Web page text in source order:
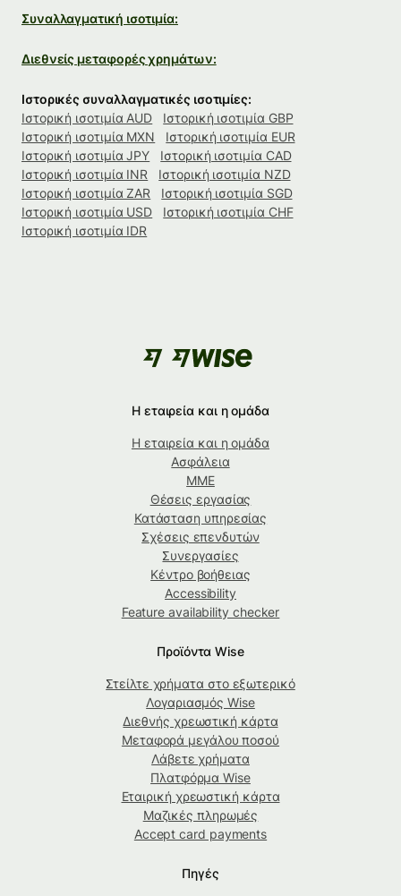
Συναλλαγματική ισοτιμία:
Διεθνείς μεταφορές χρημάτων:
Ιστορικές συναλλαγματικές ισοτιμίες:
Ιστορική ισοτιμία AUD
Ιστορική ισοτιμία GBP
Ιστορική ισοτιμία MXN
Ιστορική ισοτιμία EUR
Ιστορική ισοτιμία JPY
Ιστορική ισοτιμία CAD
Ιστορική ισοτιμία INR
Ιστορική ισοτιμία NZD
Ιστορική ισοτιμία ZAR
Ιστορική ισοτιμία SGD
Ιστορική ισοτιμία USD
Ιστορική ισοτιμία CHF
Ιστορική ισοτιμία IDR
Η εταιρεία και η ομάδα
Η εταιρεία και η ομάδα
Ασφάλεια
ΜΜΕ
Θέσεις εργασίας
Κατάσταση υπηρεσίας
Σχέσεις επενδυτών
Συνεργασίες
Κέντρο βοήθειας
Accessibility
Feature availability checker
Προϊόντα Wise
Στείλτε χρήματα στο εξωτερικό
Λογαριασμός Wise
Διεθνής χρεωστική κάρτα
Μεταφορά μεγάλου ποσού
Λάβετε χρήματα
Πλατφόρμα Wise
Εταιρική χρεωστική κάρτα
Μαζικές πληρωμές
Accept card payments
Πηγές